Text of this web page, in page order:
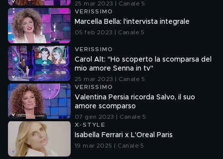
25 mar 2023 | Canale 5
VERISSIMO
Marcella Bella: l'intervista integrale
05 feb 2023 | Canale 5
VERISSIMO
Carol Alt: "Ho scoperto la scomparsa del
mio amore Senna in tv"
25 mar 2023 | Canale 5
VERISSIMO
Valentina Persia ricorda Salvo, il suo
amore scomparso
07 gen 2023 | Canale 5
X-STYLE
Isabella Ferrari x L'Oreal Paris
19 mar 2025 | Canale 5